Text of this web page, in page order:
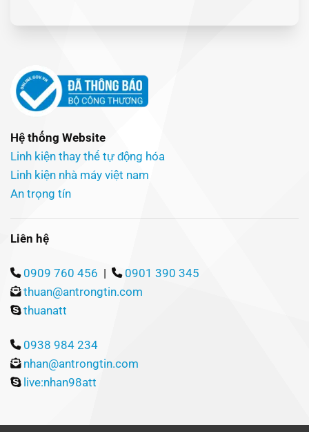
Hệ thống Website
Linh kiện thay thế tự động hóa
Linh kiện nhà máy việt nam
An trọng tín
Liên hệ
0909 760 456 |
0901 390 345
thuan@antrongtin.com
thuanatt
0938 984 234
nhan@antrongtin.com
live:nhan98att